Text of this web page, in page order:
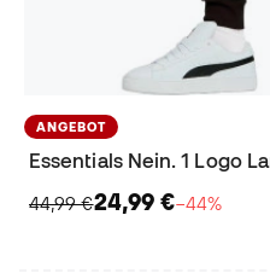
ANGEBOT
Essentials Nein. 1 Logo
44,99 €24,99 €−44%